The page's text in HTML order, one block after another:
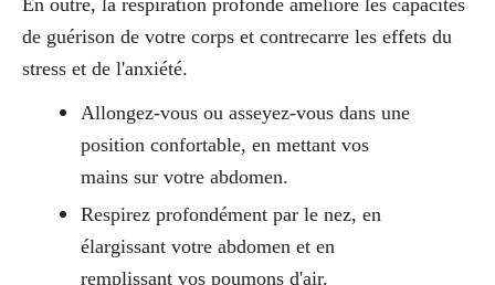
En outre, la respiration profonde améliore les capacités
de guérison de votre corps et contrecarre les effets du
stress et de l'anxiété.
Allongez-vous ou asseyez-vous dans une
position confortable, en mettant vos
mains sur votre abdomen.
Respirez profondément par le nez, en
élargissant votre abdomen et en
remplissant vos poumons d'air.